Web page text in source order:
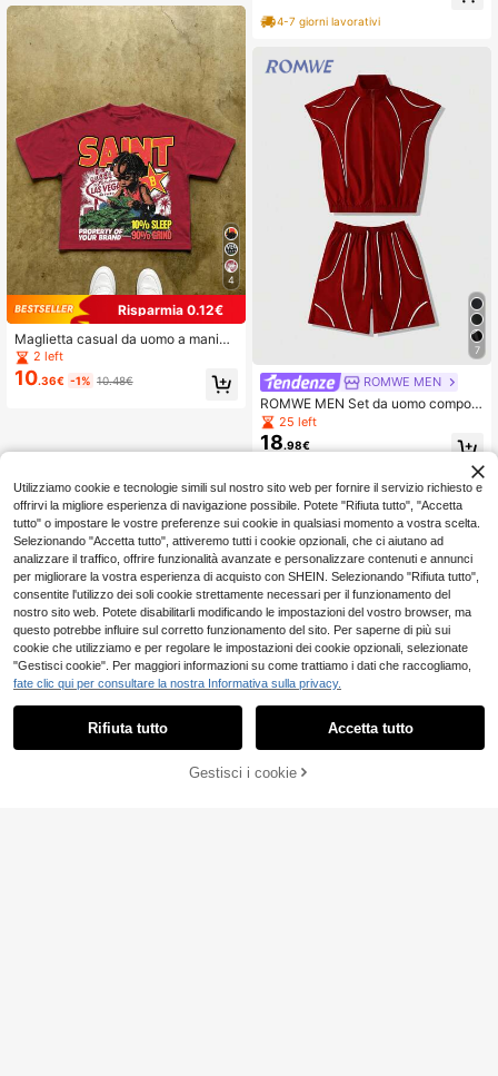
4
Risparmia 0.12€
Maglietta casual da uomo a manich
e corte con stampa grafica di letter
e, primavera/estate
2 left
10.36€ -1% 10.48€
4-7 giorni lavorativi
7
ROMWE MEN
ROMWE MEN Set da uomo compost
o da gilet a righe con zip a contrast
o e pantaloncini casual con couliss
e in vita
25 left
18.98€
AGGIUNGI AL CARRELLO
Utilizziamo cookie e tecnologie simili sul nostro sito web per fornire il servizio richiesto e
offrirvi la migliore esperienza di navigazione possibile. Potete "Rifiuta tutto", "Accetta
tutto" o impostare le vostre preferenze sui cookie in qualsiasi momento a vostra scelta.
Selezionando "Accetta tutto", attiveremo tutti i cookie opzionali, che ci aiutano ad
analizzare il traffico, offrire funzionalità avanzate e personalizzare contenuti e annunci
per migliorare la vostra esperienza di acquisto con SHEIN. Selezionando "Rifiuta tutto",
consentite l'utilizzo dei soli cookie strettamente necessari per il funzionamento del
nostro sito web. Potete disabilitarli modificando le impostazioni del vostro browser, ma
questo potrebbe influire sul corretto funzionamento del sito. Per saperne di più sui
cookie che utilizziamo e per regolare le impostazioni dei cookie opzionali, selezionate
"Gestisci cookie". Per maggiori informazioni su come trattiamo i dati che raccogliamo,
fate clic qui per consultare la nostra Informativa sulla privacy.
Rifiuta tutto Accetta tutto
Gestisci i cookie